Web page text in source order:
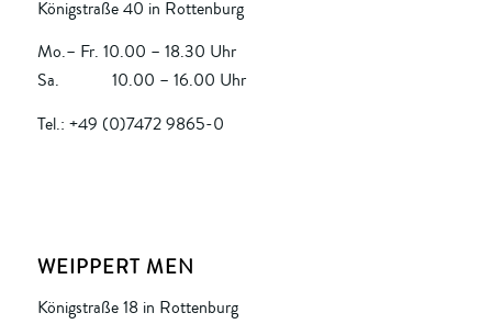
Königstraße 40 in Rottenburg
Mo.– Fr. 10.00 – 18.30 Uhr
Sa. 10.00 – 16.00 Uhr
Tel.: +49 (0)7472 9865-0
WEIPPERT MEN
Königstraße 18 in Rottenburg